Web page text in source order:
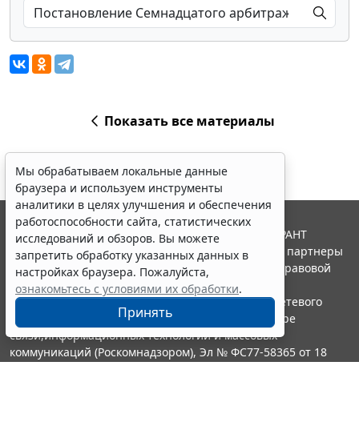
Показать все материалы
Мы обрабатываем локальные данные
браузера и используем инструменты
аналитики в целях улучшения и обеспечения
работоспособности сайта, статистических
исследований и обзоров. Вы можете
запретить обработку указанных данных в
настройках браузера. Пожалуйста,
ознакомьтесь с условиями их обработки.
Принять
© ООО "НПП "ГАРАНТ-СЕРВИС", 2026. Система ГАРАНТ
выпускается с 1990 года. Компания "Гарант" и ее партнеры
являются участниками Российской ассоциации правовой
информации ГАРАНТ.
Портал ГАРАНТ.РУ зарегистрирован в качестве сетевого
издания Федеральной службой по надзору в сфере
связи,информационных технологий и массовых
коммуникаций (Роскомнадзором), Эл № ФС77-58365 от 18